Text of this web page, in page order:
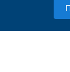
Согласие на